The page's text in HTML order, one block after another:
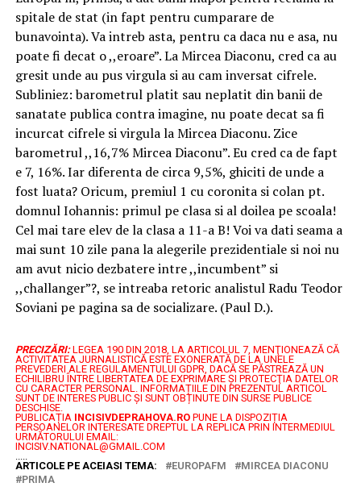
spitale de stat (in fapt pentru cumparare de
bunavointa). Va intreb asta, pentru ca daca nu e asa, nu
poate fi decat o ,,eroare”. La Mircea Diaconu, cred ca au
gresit unde au pus virgula si au cam inversat cifrele.
Subliniez: barometrul platit sau neplatit din banii de
sanatate publica contra imagine, nu poate decat sa fi
incurcat cifrele si virgula la Mircea Diaconu. Zice
barometrul ,,16,7% Mircea Diaconu”. Eu cred ca de fapt
e 7, 16%. Iar diferenta de circa 9,5%, ghiciti de unde a
fost luata? Oricum, premiul 1 cu coronita si colan pt.
domnul Iohannis: primul pe clasa si al doilea pe scoala!
Cel mai tare elev de la clasa a 11-a B! Voi va dati seama a
mai sunt 10 zile pana la alegerile prezidentiale si noi nu
am avut nicio dezbatere intre ,,incumbent” si
,,challanger”?, se intreaba retoric analistul Radu Teodor
Soviani pe pagina sa de socializare. (Paul D.).
PRECIZĂRI: LEGEA 190 DIN 2018, LA ARTICOLUL 7, MENŢIONEAZĂ CĂ
ACTIVITATEA JURNALISTICĂ ESTE EXONERATĂ DE LA UNELE
PREVEDERI ALE REGULAMENTULUI GDPR, DACĂ SE PĂSTREAZĂ UN
ECHILIBRU ÎNTRE LIBERTATEA DE EXPRIMARE ŞI PROTECŢIA DATELOR
CU CARACTER PERSONAL. INFORMAȚIILE DIN PREZENTUL ARTICOL
SUNT DE INTERES PUBLIC ȘI SUNT OBȚINUTE DIN SURSE PUBLICE
DESCHISE.
PUBLICAȚIA INCISIVDEPRAHOVA.ROPUNE LA DISPOZIȚIA
PERSOANELOR INTERESATE DREPTUL LA REPLICA PRIN INTERMEDIUL
URMĂTORULUI EMAIL:
INCISIV.NATIONAL@GMAIL.COM
.....
ARTICOLE PE ACEIASI TEMA:
EUROPAFM
MIRCEA DIACONU
PRIMA